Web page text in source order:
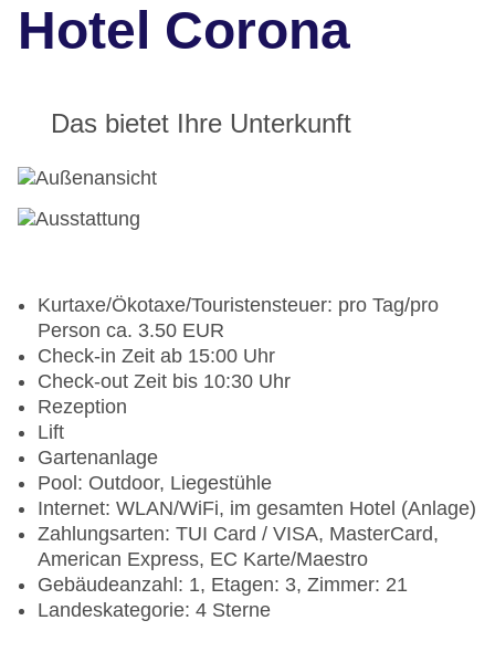
Hotel Corona
Das bietet Ihre Unterkunft
Kurtaxe/Ökotaxe/Touristensteuer: pro Tag/pro
Person ca. 3.50 EUR
Check-in Zeit ab 15:00 Uhr
Check-out Zeit bis 10:30 Uhr
Rezeption
Lift
Gartenanlage
Pool: Outdoor, Liegestühle
Internet: WLAN/WiFi, im gesamten Hotel (Anlage)
Zahlungsarten: TUI Card / VISA, MasterCard,
American Express, EC Karte/Maestro
Gebäudeanzahl: 1, Etagen: 3, Zimmer: 21
Landeskategorie: 4 Sterne